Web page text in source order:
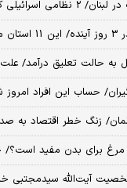
کشته شدند
به حالت تعلیق درآمد/
حساب این افراد امروز
زنگ خطر اقتصاد به
برای بدن مفید است؟/
آیت‌الله سیدمجتبی